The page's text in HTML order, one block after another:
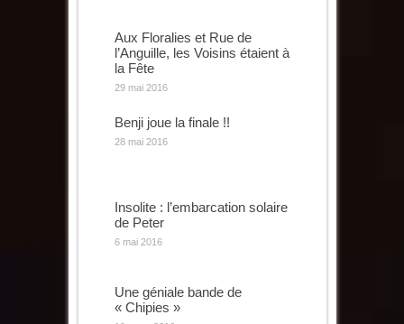
Aux Floralies et Rue de
l’Anguille, les Voisins étaient à
la Fête
29 mai 2016
Benji joue la finale !!
28 mai 2016
Insolite : l’embarcation solaire
de Peter
6 mai 2016
Une géniale bande de
« Chipies »